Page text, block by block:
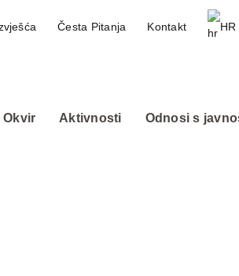
Česta Pitanja Kontakt HR
Okvir Aktivnosti Odnosi s